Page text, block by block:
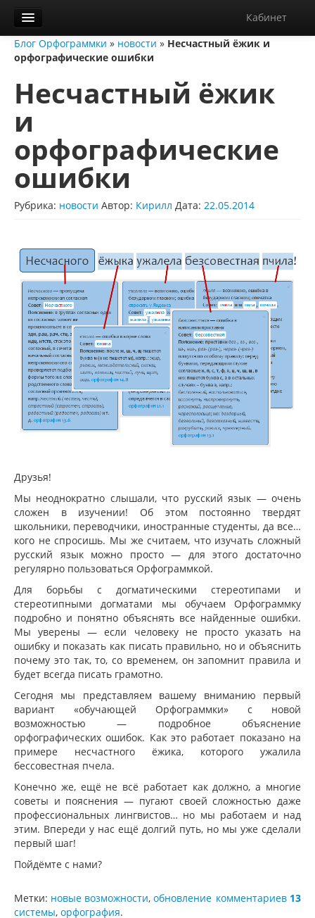
Кабинет
Орфограммка
Блог
О нас
Контакты
Справка
Диктанты
Блог Орфограммки » новости » Несчастный ёжик и
орфографические ошибки
Несчастный ёжик
и
орфографические
ошибки
Рубрика: новости Автор: Кирилл Дата: 22.05.2014
Друзья!
Мы неоднократно слышали, что русский язык — очень
сложен в изучении! Об этом постоянно твердят
школьники, переводчики, иностранные студенты, да все…
кого не спросишь. Мы же считаем, что изучать сложный
русский язык можно просто — для этого достаточно
регулярно пользоваться Орфограммкой.
Для борьбы с догматическими стереотипами и
стереотипными догматами мы обучаем Орфограммку
подробно и понятно объяснять все найденные ошибки.
Мы уверены — если человеку не просто указать на
ошибку и показать как писать правильно, но и объяснить
почему это так, то, со временем, он запомнит правила и
будет всегда писать грамотно.
Сегодня мы представляем вашему вниманию первый
вариант «обучающей Орфограммки» с новой
возможностью — подробное объяснение
орфографических ошибок. Как это работает показано на
примере несчастного ёжика, которого ужалила
бессовестная пчела.
Конечно же, ещё не всё работает как должно, а многие
советы и пояснения — пугают своей сложностью даже
профессиональных лингвистов… но мы работаем и над
этим. Впереди у нас ещё долгий путь, но мы уже сделали
первый шаг!
Пойдёмте с нами?
комментариев 13
Метки: новые возможности, обновление
системы, орфография.